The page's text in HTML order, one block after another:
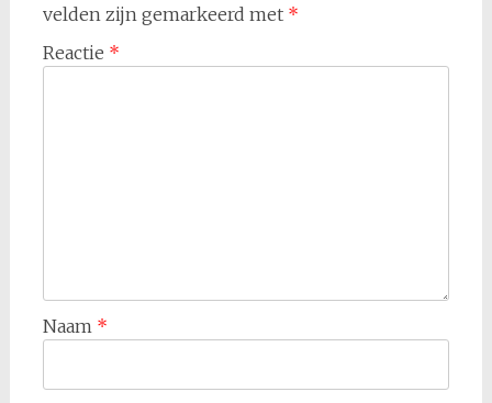
velden zijn gemarkeerd met *
Reactie *
Naam *